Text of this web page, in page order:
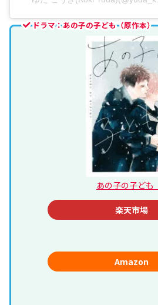
ドラマ：あの子の子ども（原作本）
あの子の子ど
楽天市場
Amazon